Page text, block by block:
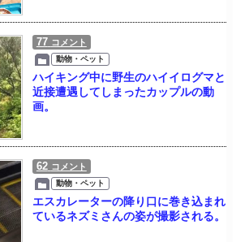
77 コメント
動物・ペット
ハイキング中に野生のハイイログマと
近接遭遇してしまったカップルの動
画。
62 コメント
動物・ペット
エスカレーターの降り口に巻き込まれ
ているネズミさんの姿が撮影される。